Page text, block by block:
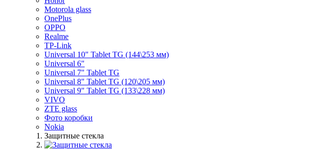
Motorola glass
OnePlus
OPPO
Realme
TP-Link
Universal 10" Tablet TG (144\253 мм)
Universal 6"
Universal 7" Tablet TG
Universal 8" Tablet TG (120\205 мм)
Universal 9" Tablet TG (133\228 мм)
VIVO
ZTE glass
Фото коробки
Nokia
Защитные стекла